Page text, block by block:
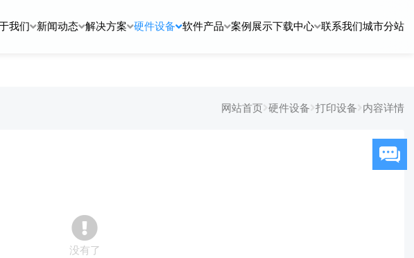
我们 新闻动态 解决方案 硬件设备 软件产品 案例展示下载中心 联系我们城市分站
网站首页 硬件设备 打印设备 内容详情
没有了